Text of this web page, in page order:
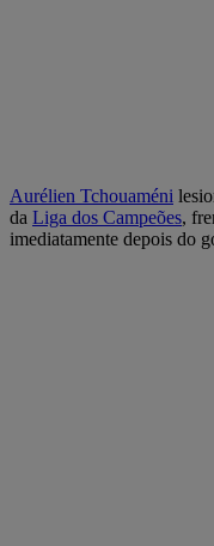
Aurélien Tchouaméni
da Liga dos Campeões,
imediatamente depois do